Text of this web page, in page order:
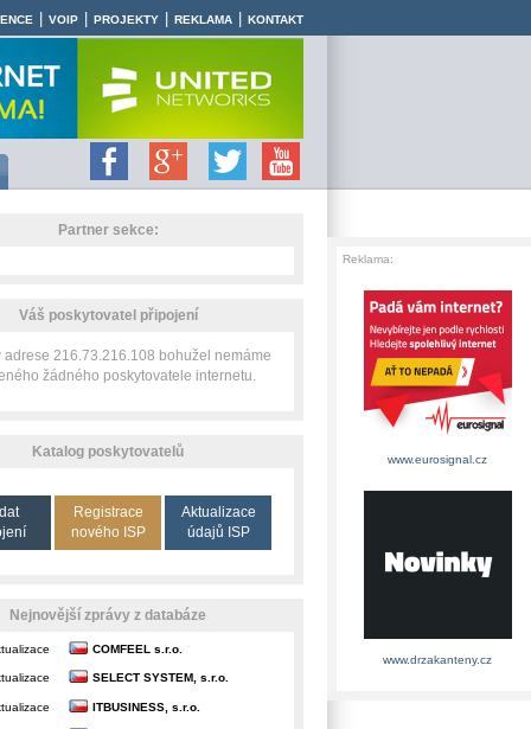
VOIP PROJEKTY REKLAMA KONTAKT
Partner sekce:
Váš poskytovatel připojení
adrese 216.73.216.108 bohužel nemáme
žádného poskytovatele internetu.
Katalog poskytovatelů
Registrace
nového ISP
Aktualizace
údajů ISP
Nejnovější zprávy z databáze
COMFEEL s.r.o.
SELECT SYSTEM, s.r.o.
ITBUSINESS, s.r.o.
Reklama:
www.eurosignal.cz
www.drzakanteny.cz